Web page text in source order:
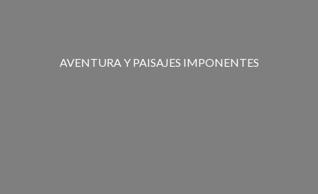
AVENTURA Y PAISAJES IMPONENTES